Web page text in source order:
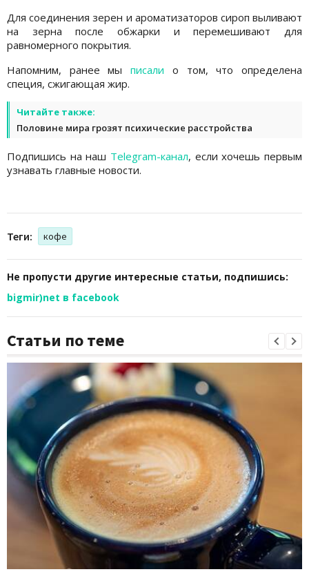
Для соединения зерен и ароматизаторов сироп выливают
на зерна после обжарки и перемешивают для
равномерного покрытия.
Напомним, ранее мыписали о том, что определена
специя, сжигающая жир.
Читайте также:
Половине мира грозят психические расстройства
Подпишись на наш Telegram-канал, если хочешь первым
узнавать главные новости.
Теги: кофе
Не пропусти другие интересные статьи, подпишись:
bigmir)net в facebook
Статьи по теме